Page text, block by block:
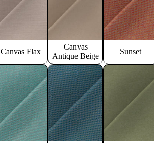
Canvas Flax
Canvas
Antique Beige
Sunset